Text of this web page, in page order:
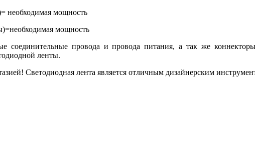
необходимая мощность
мощность
соединительные провода и провода питания, а так же
ленты.
Светодиодная лента является отличным дизайнерским